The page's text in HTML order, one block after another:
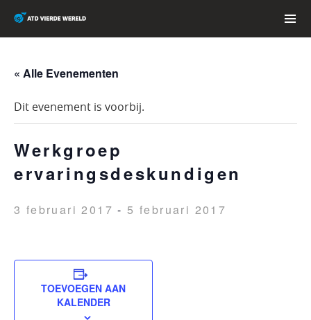
content
« Alle Evenementen
Dit evenement is voorbij.
Werkgroep
ervaringsdeskundigen
3 februari 2017 -5 februari 2017
TOEVOEGEN AAN
KALENDER